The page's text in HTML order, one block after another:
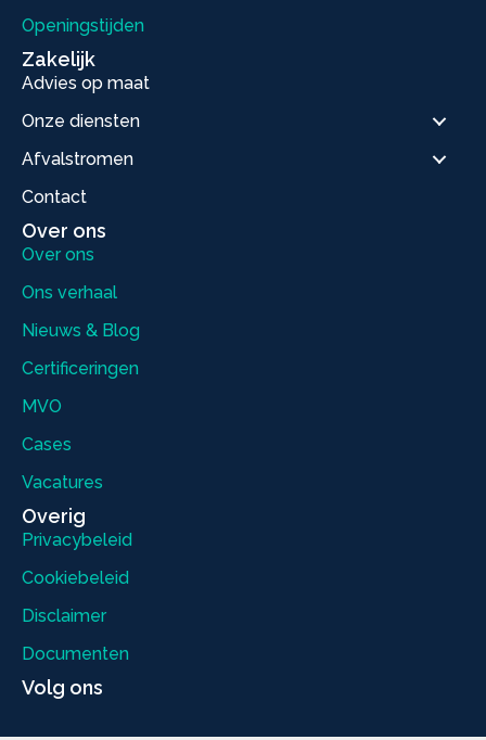
Openingstijden
Zakelijk
Advies op maat
Onze diensten
Afvalstromen
Contact
Over ons
Over ons
Ons verhaal
Nieuws & Blog
Certificeringen
MVO
Cases
Vacatures
Overig
Privacybeleid
Cookiebeleid
Disclaimer
Documenten
Volg ons